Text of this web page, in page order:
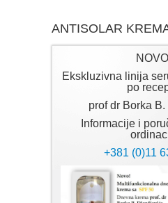
ANTISOLAR
Ekskluzivna linija
po
prof dr Borka
Informacije i
+381 (0)11